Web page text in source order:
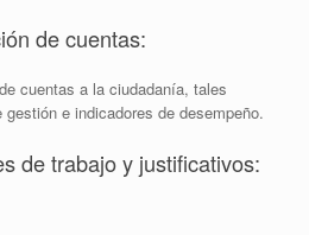
de cuentas:
cuentas a la ciudadanía, tales
e indicadores de desempeño.
de trabajo y justificativos: